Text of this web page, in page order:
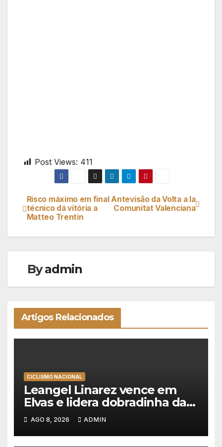
Post Views: 411
Navegação
de
Antevisão da Volta a la
Comunitat Valenciana
Risco máximo em final
técnico dá vitória a
Matteo Trentin
Byadmin
Artigos Relacionados
CICLISMO NACIONAL
Leangel Linarez vence em
Elvas e lidera dobradinha da
Tavfer-Ovos Matinados-
Mortágua
AGO 8, 2026 ADMIN